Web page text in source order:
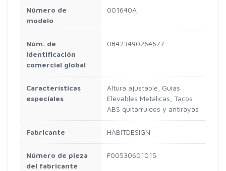
Número de
modelo
001640A
Núm. de
identificación
comercial global
08423490264677
Características
especiales
Altura ajustable, Guias
Elevables Metálicas, Tacos
ABS quitarruidos y antirayas
Fabricante HABITDESIGN
Número de pieza
del fabricante
F00530601015